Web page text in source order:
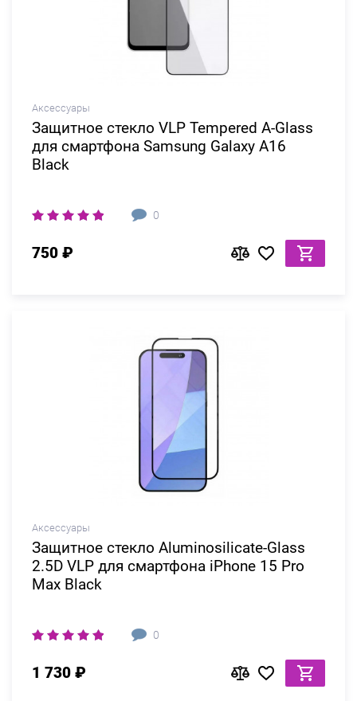
Аксессуары
Защитное стекло VLP Tempered A-Glass
для смартфона Samsung Galaxy A16
Black
0
750 ₽
Аксессуары
Защитное стекло Aluminosilicate-Glass
2.5D VLP для смартфона iPhone 15 Pro
Max Black
0
1 730 ₽